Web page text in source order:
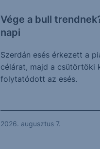
Vége a bull
napi
Szerdán esés érkezett a
célárat, majd a csütörtöki
folytatódott az esés.
2026. augusztus 7.